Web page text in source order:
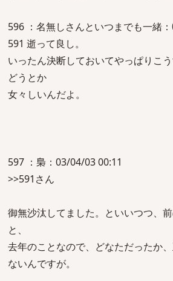
596 ：名無しさんといつまでも一緒
591 逝って良し。
いったん決断しておいてやっぱりこ
どうとか
女々しいんだよ。
597 ：梟：03/04/03 00:11
>>591さん
御無沙汰してました。といいつつ、
と、
去年のことなので、どなただったか
ないんですが。